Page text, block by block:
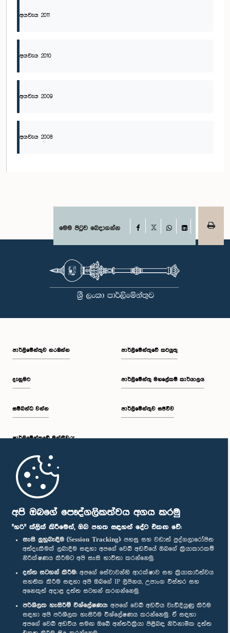
අපි ඔබගේ පෞද්ගලිකත්වය අගය කරමු
"හරි" ක්ලික් කිරීමෙන්, ඔබ පහත සඳහන් දේට එකඟ වේ:
සැසි ලුහුබැඳීම (Session Tracking): පහසු සහ වඩාත් පුද්ගලාරෝපිත
අත්දැකීමක් ලබාදීම සඳහා අපගේ වෙබ් අඩවියේ ඔබගේ ක්‍රියාකාරකම්
නිරීක්ෂණය කිරීමට අපි සැසි භාවිතා කරන්නෙමු.
දත්ත සටහන් කිරීම: අපගේ සේවාවන්හි ආරක්ෂාව සහ ක්‍රියාකාරීත්වය
සහතික කිරීම සඳහා අපි ඔබගේ IP ලිපිනය, උපාංග විස්තර සහ
අනෙකුත් අදාළ දත්ත සටහන් කරගන්නෙමු.
පරිශීලක හැසිරීම් විශ්ලේෂණය: අපගේ වෙබ් අඩවිය වැඩිදියුණු කිරීම
සඳහා අපි පරිශීලක හැසිරීම විශ්ලේෂණය කරන්නෙමු. ඒ සඳහා
අපගේ වෙබ් අඩවිය සමඟ ඔබේ අන්තර්ක්‍රියා පිළිබඳ නිර්නාමික දත්ත
අයවැය 2011
අයවැය 2010
අයවැය 2009
අයවැය 2008
මෙම පිටුව බෙදාගන්න Facebook
WhatsAppLinkedIn
පාර්ලි‌මේන්තුව නරඹන්න
දැනුමට
සම්බන්ධ වන්න
පාර්ලි‌මේන්තුවේ මන්ත්‍රීවරු
මුල් පිටුව
පාර්ලිමේන්තුවේ කටයුතු
පාර්ලිමේන්තු මහලේකම් කාර්යාලය
පාර්ලිමේන්තුව සජීවීව
පාර්ලිමේන්තු ජංගම යෙදුම
අප හා සම්බන්ධ වී සිටින්න :
සම්මාන
පෞද්ගලිකත්ව ප්‍රතිපත්තිය